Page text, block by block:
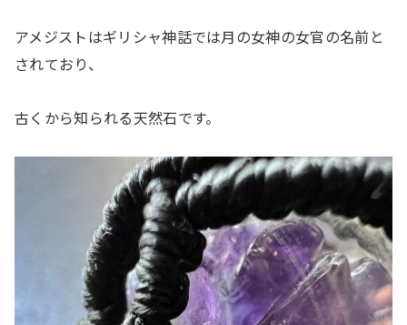
アメジストはギリシャ神話では月の女神の女官の名前と
されており、
古くから知られる天然石です。